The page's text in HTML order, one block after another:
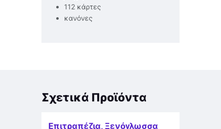
112 κάρτες
κανόνες
Σχετικά Προϊόντα
Επιτραπέζια, Ξενόγλωσσα